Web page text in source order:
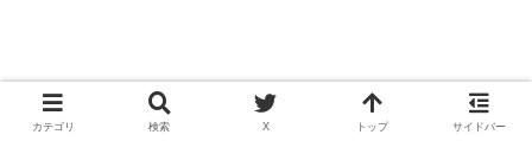
カテゴリ 検索 X トップ サイドバー